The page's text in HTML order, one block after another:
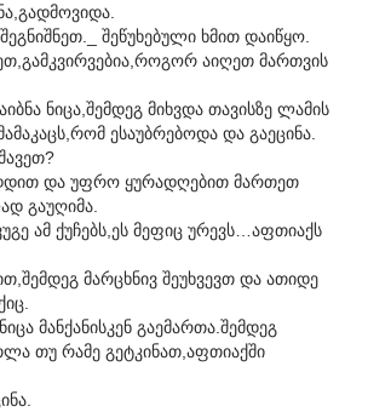
შეწუხებული ხმით დაიწყო.
აიღეთ მართვის
ნიცა,შემდეგ მიხვდა თავისზე ლამის
ესაუბრებოდა და გაეცინა.
და უფრო ყურადღებით მართეთ
გაუღიმა.
ამ ქუჩებს,ეს მეფიც ურევს…აფთიაქს
მარცხნივ შეუხვევთ და ათიდე
მანქანისკენ გაემართა.შემდეგ
თუ რამე გეტკინათ,აფთიაქში